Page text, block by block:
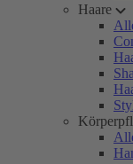
Haare